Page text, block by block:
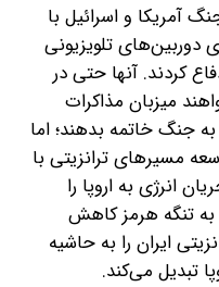
آمریکا و اسرائیل با
دوربین‌های تلویزیونی
کردند. آنها حتی در
میزبان مذاکرات
جنگ خاتمه بدهند؛ اما
مسیرهای ترانزیتی با
انرژی به اروپا را
به تنگه هرمز کاهش
ایران را به حاشیه
تبدیل می‌کند.